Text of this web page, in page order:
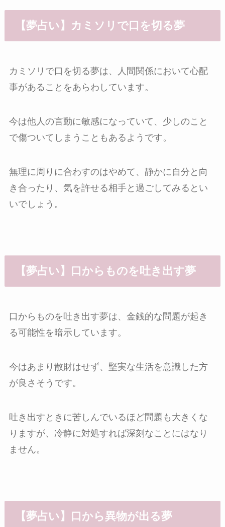
【夢占い】カミソリで口を切る夢
カミソリで口を切る夢は、人間関係において心配
事があることをあらわしています。
今は他人の言動に敏感になっていて、少しのこと
で傷ついてしまうこともあるようです。
無理に周りに合わすのはやめて、静かに自分と向
き合ったり、気を許せる相手と過ごしてみるとい
いでしょう。
【夢占い】口からものを吐き出す夢
口からものを吐き出す夢は、金銭的な問題が起き
る可能性を暗示しています。
今はあまり散財はせず、堅実な生活を意識した方
が良さそうです。
吐き出すときに苦しんでいるほど問題も大きくな
りますが、冷静に対処すれば深刻なことにはなり
ません。
【夢占い】口から異物が出る夢